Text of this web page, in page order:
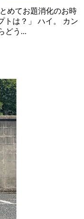
めてお題消化のお時
トは？」 ハイ。 カン
どう...